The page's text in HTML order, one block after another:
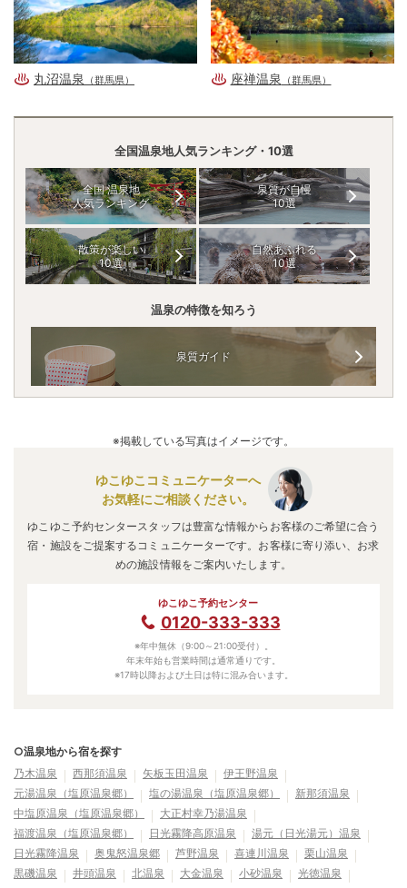
丸沼温泉 （群馬県） 座禅温泉 （群馬県）
全国温泉地人気ランキング・10選
全国 温泉地
人気ランキング
泉質が自慢
10選
散策が楽しい
10選
自然あふれる
10選
温泉の特徴を知ろう
泉質ガイド
※掲載している写真はイメージです。
ゆこゆこコミュニケーターへ
お気軽にご相談ください。
ゆこゆこ予約センタースタッフは豊富な情報からお客様のご希望に合う
宿・施設をご提案するコミュニケーターです。お客様に寄り添い、お求
めの施設情報をご案内いたします。
ゆこゆこ予約センター
0120-333-333
※年中無休（9:00～21:00受付）。
年末年始も営業時間は通常通りです。
※17時以降および土日は特に混み合います。
○温泉地から宿を探す
乃木温泉
西那須温泉 矢板玉田温泉
伊王野温泉
元湯温泉（塩原温泉郷）
塩の湯温泉（塩原温泉郷）
新那須温泉
中塩原温泉（塩原温泉郷）
大正村幸乃湯温泉
福渡温泉（塩原温泉郷）
日光霧降高原温泉
湯元（日光湯元）温泉
日光霧降温泉
奥鬼怒温泉郷 芦野温泉 喜連川温泉
栗山温泉
黒磯温泉
井頭温泉 北温泉 大金温泉 小砂温泉
光徳温泉